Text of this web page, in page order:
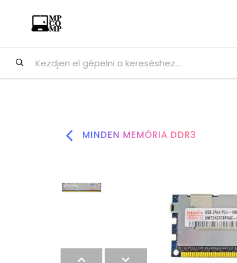
MINDEN MEMÓRIA DDR3